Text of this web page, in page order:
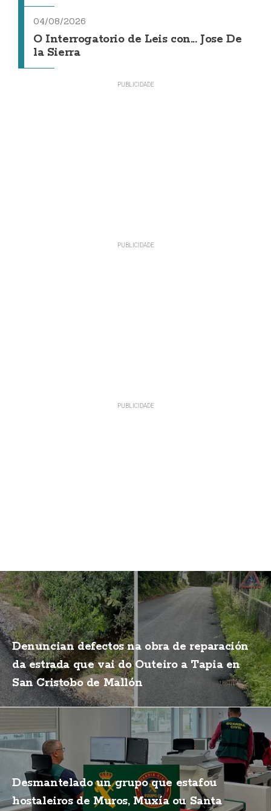
04/08/2026
O Interrogatorio de Leis con... Jose De
la Sierra
Denuncian defectos na obra de reparación
da estrada que vai do Outeiro a Tapia en
San Cristobo de Mallón
Desmantelado un grupo que estafou
hostaleiros de Muros, Muxía ou Santa